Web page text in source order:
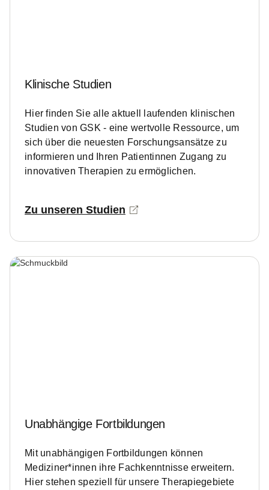
Klinische Studien
Hier finden Sie alle aktuell laufenden klinischen
Studien von GSK - eine wertvolle Ressource, um
sich über die neuesten Forschungsansätze zu
informieren und Ihren Patientinnen Zugang zu
innovativen Therapien zu ermöglichen.
Zu unseren Studien
Unabhängige Fortbildungen
Mit unabhängigen Fortbildungen können
Mediziner*innen ihre Fachkenntnisse erweitern.
Hier stehen speziell für unsere Therapiegebiete